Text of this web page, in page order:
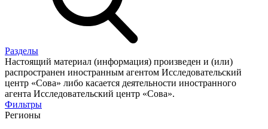
Разделы
Настоящий материал (информация) произведен и (или)
распространен иностранным агентом Исследовательский
центр «Сова» либо касается деятельности иностранного
агента Исследовательский центр «Сова».
Фильтры
Регионы